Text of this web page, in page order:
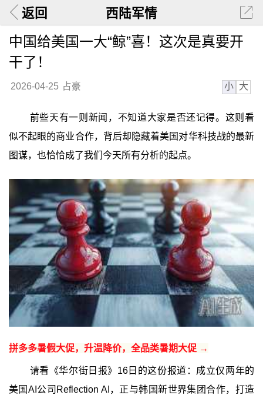
返回 西陆军情
中国给美国一大“鲸”喜！这次是真要开
干了！
2026-04-25 占豪 小 大
前些天有一则新闻，不知道大家是否还记得。这则看
似不起眼的商业合作，背后却隐藏着美国对华科技战的最新
图谋，也恰恰成了我们今天所有分析的起点。
拼多多暑假大促，升温降价，全品类暑期大促 →
请看《华尔街日报》16日的这份报道：成立仅两年的
美国AI公司Reflection AI，正与韩国新世界集团合作，打造